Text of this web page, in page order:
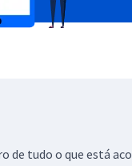
de tudo o que está